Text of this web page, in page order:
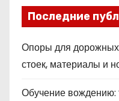
Последние
Опоры для дорожных
стоек, материалы и
Обучение вождению: